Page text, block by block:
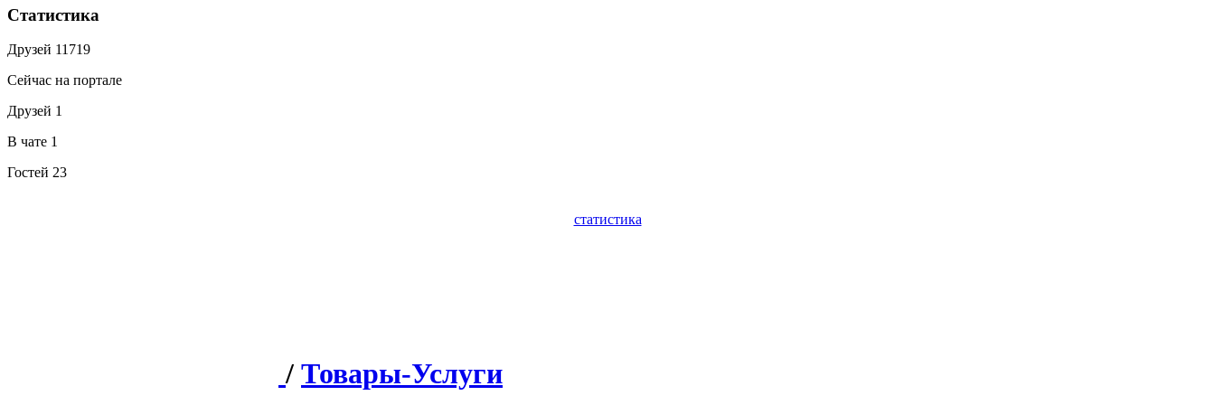
Статистика
Друзей 11719
Сейчас на портале
Друзей 1
В чате 1
Гостей 23
статистика
/ Товары-Услуги